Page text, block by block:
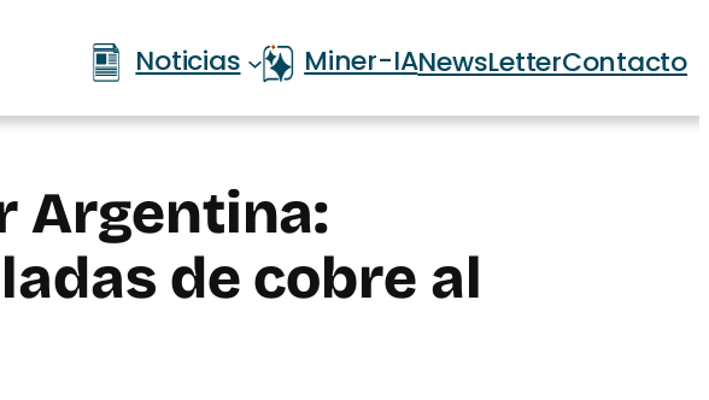
Noticias Miner-IANewsLetterContacto
Argentina:
de cobre al